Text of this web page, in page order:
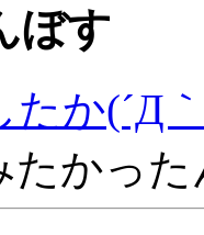
ぼす
たか(´Д
たかっ